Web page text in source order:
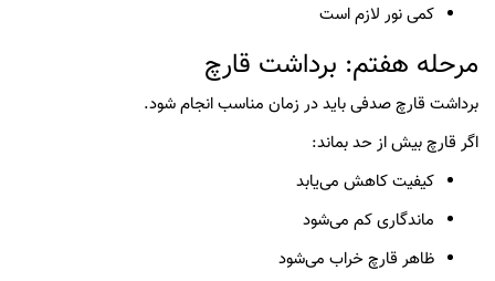
کمی نور لازم است
مرحله هفتم: برداشت قارچ
برداشت قارچ صدفی باید در زمان مناسب انجام شود.
اگر قارچ بیش از حد بماند:
کیفیت کاهش می‌یابد
ماندگاری کم می‌شود
ظاهر قارچ خراب می‌شود